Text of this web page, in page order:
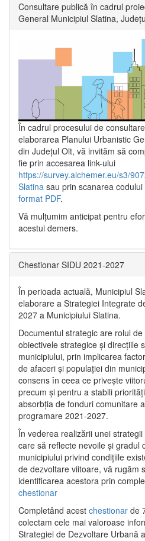
Consultare publică în cadrul
General Municipiul Slatina,
În cadrul procesului de
elaborarea Planului Urbanistic
din Județul Olt, vă invităm să
fie prin accesarea link-ului
https://survey.alchemer.eu/s3/
Slatina sau prin scanarea codului
format PDF.
Vă mulţumim anticipat pentru
acestui demers.
Chestionar SIDU 2021-2027
În perioada actuală, Municipiul
elaborare a Strategiei Integrate
2027 a Municipiului Slatina.
Documentul strategic are rolul
obiectivele strategice și direcțiile
municipiului, prin implicarea
de afaceri și populației din
consens în ceea ce privește
precum și pentru a stabili
absorbția de fonduri comunitare
programare 2021-2027.
În vederea realizării unei
care să reflecte nevoile și gradul
municipiului privind condițiile
de dezvoltare viitoare, vă rugăm
identificarea acestora prin
chestionar
Completând acest chestionar de
colectam cele mai valoroase
Strategiei de Dezvoltare Urbană